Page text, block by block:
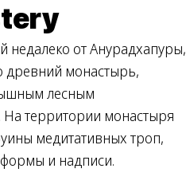
недалеко от Анурадхапуры,
древний монастырь,
лесным
На территории монастыря
медитативных троп,
и надписи.